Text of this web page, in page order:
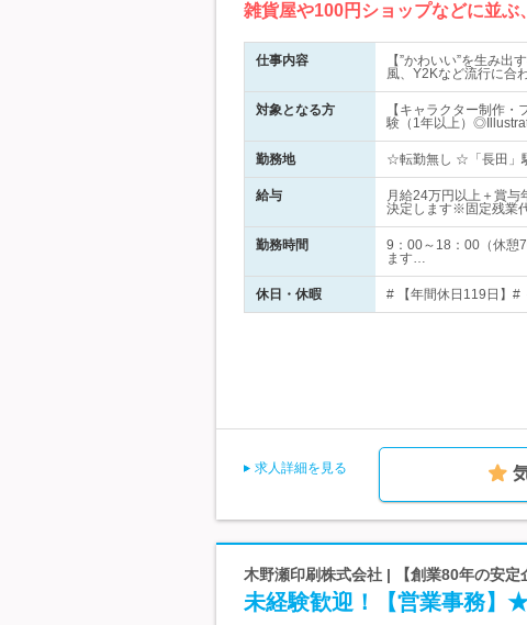
雑貨屋や100円ショップなどに並
仕事内容
【”かわいい”を生み
風、Y2Kなど流行に合
対象となる方
【キャラクター制作
験（1年以上）
勤務地 ☆転勤無し ☆「長田」
給与
月給24万円以上＋賞
決定します※固定残業
勤務時間
9：00～18：00（休憩
ます…
休日・休暇 # 【年間休日119日】
求人詳細を見る
木野瀬印刷株式会社 | 【創業80年の安
未経験歓迎！【営業事務】